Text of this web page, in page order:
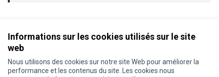
Informations sur les cookies utilisés sur le site
web
Nous utilisons des cookies sur notre site Web pour améliorer la
performance et les contenus du site. Les cookies nous
Conditions d'utilisation
Paramètres des cookies